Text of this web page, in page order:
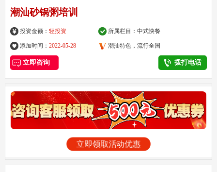
潮汕砂锅粥培训
投资金额： 轻投资 所属栏目：中式快餐
添加时间： 2022-05-28 潮汕特色，流行全国
立即咨询 拨打电话
立即领取活动优惠